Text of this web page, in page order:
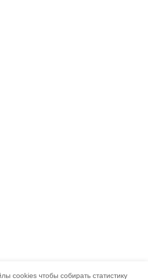
cookies чтобы собирать статистику